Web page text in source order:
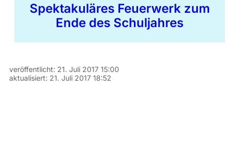
Spektakuläres Feuerwerk zum
Ende des Schuljahres
veröffentlicht: 21. Juli 2017 15:00
aktualisiert: 21. Juli 2017 18:52